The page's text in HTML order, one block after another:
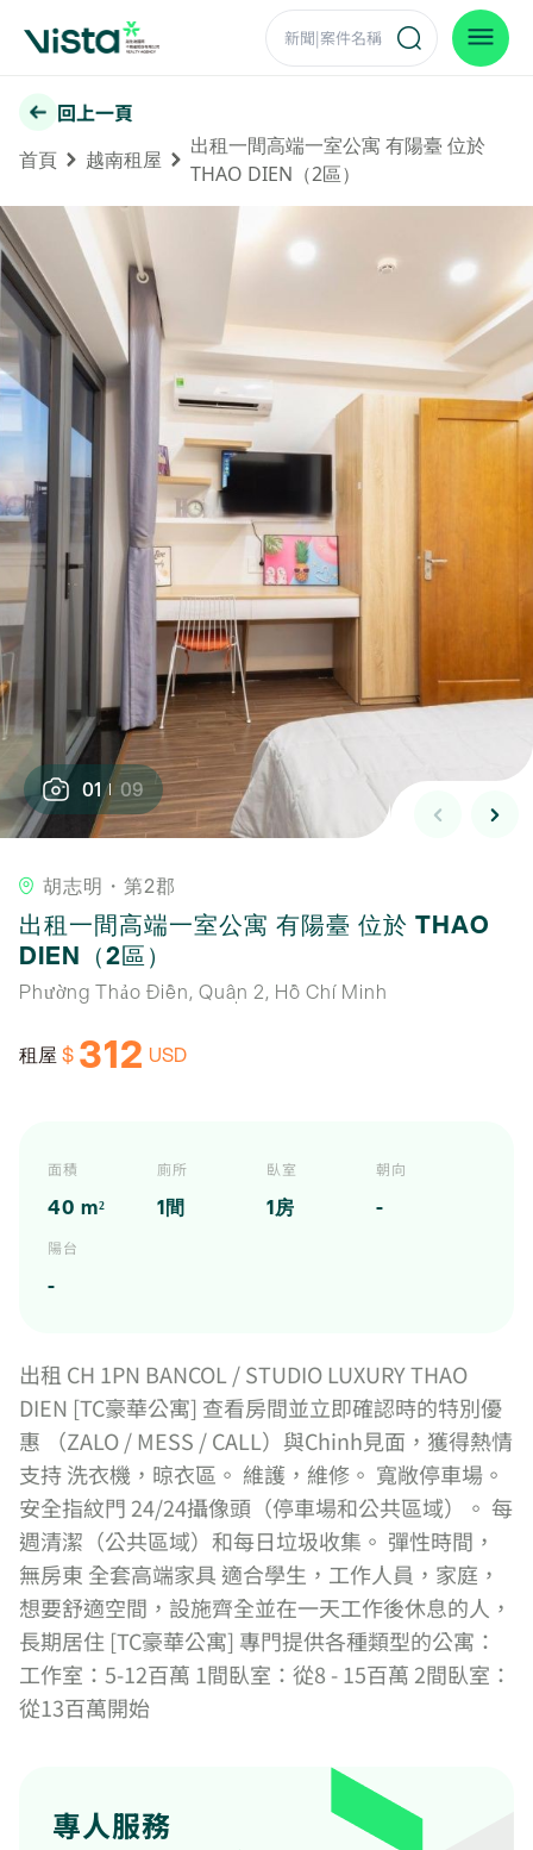
回上一頁
首頁 越南租屋
出租一間高端一室公寓 有陽臺 位於
THAO DIEN（2區）
01 09
胡志明・第2郡
出租一間高端一室公寓 有陽臺 位於 THAO
DIEN（2區）
Phường Thảo Điền, Quận 2, Hồ Chí Minh
租屋 $ 312 USD
面積
40 m²
廁所
1間
臥室
1房
朝向
-
陽台
-
出租 CH 1PN BANCOL / STUDIO LUXURY THAO
DIEN [TC豪華公寓] 查看房間並立即確認時的特別優
惠 （ZALO / MESS / CALL）與Chinh見面，獲得熱情
支持 洗衣機，晾衣區。 維護，維修。 寬敞停車場。
安全指紋門 24/24攝像頭（停車場和公共區域）。 每
週清潔（公共區域）和每日垃圾收集。 彈性時間，
無房東 全套高端家具 適合學生，工作人員，家庭，
想要舒適空間，設施齊全並在一天工作後休息的人，
長期居住 [TC豪華公寓] 專門提供各種類型的公寓：
工作室：5-12百萬 1間臥室：從8 - 15百萬 2間臥室：
從13百萬開始
專人服務